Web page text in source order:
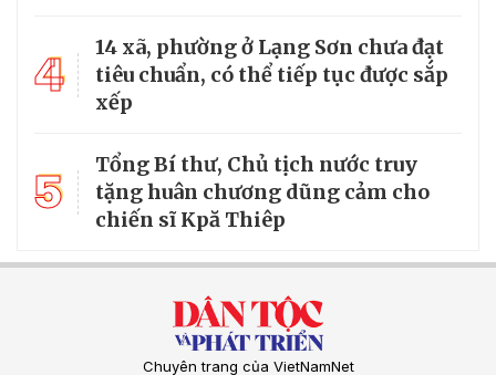
4
14 xã, phường ở Lạng Sơn chưa đạt
tiêu chuẩn, có thể tiếp tục được sắp
xếp
5
Tổng Bí thư, Chủ tịch nước truy
tặng huân chương dũng cảm cho
chiến sĩ Kpă Thiêp
Chuyên trang của VietNamNet